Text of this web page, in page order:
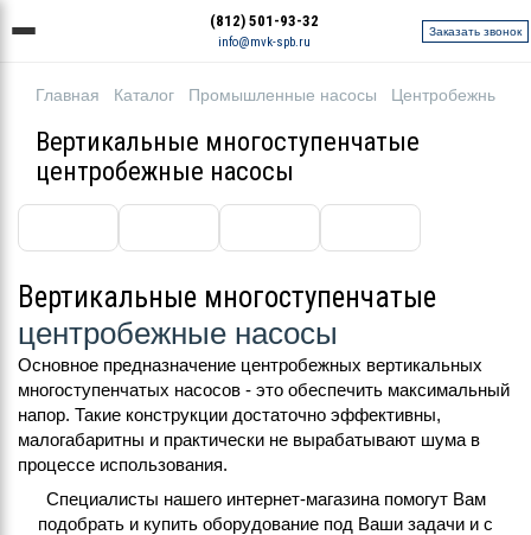
(812) 501-93-32
info@mvk-spb.ru
Заказать звонок
Главная Каталог Промышленные насосы Центробежные
Вертикальные многоступенчатые
центробежные насосы
Вертикальные многоступенчатые
центробежные насосы
Основное предназначение центробежных вертикальных
многоступенчатых насосов - это обеспечить максимальный
напор. Такие конструкции достаточно эффективны,
малогабаритны и практически не вырабатывают шума в
процессе использования.
Специалисты нашего интернет-магазина помогут Вам
подобрать и купить оборудование под Ваши задачи и с